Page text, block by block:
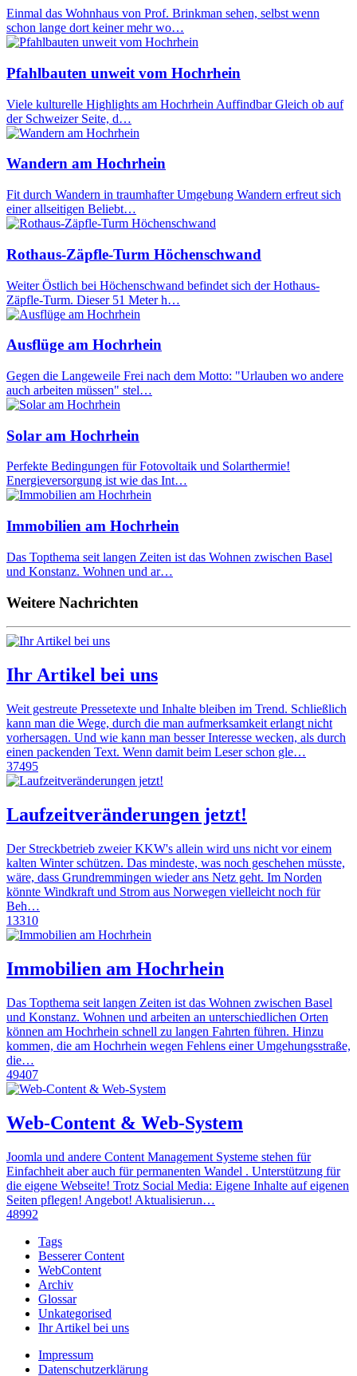
Einmal das Wohnhaus von Prof. Brinkman sehen, selbst wenn
schon lange dort keiner mehr wo…
Pfahlbauten unweit vom Hochrhein
Viele kulturelle Highlights am Hochrhein Auffindbar Gleich ob auf
der Schweizer Seite, d…
Wandern am Hochrhein
Fit durch Wandern in traumhafter Umgebung Wandern erfreut sich
einer allseitigen Beliebt…
Rothaus-Zäpfle-Turm Höchenschwand
Weiter Östlich bei Höchenschwand befindet sich der Hothaus-
Zäpfle-Turm. Dieser 51 Meter h…
Ausflüge am Hochrhein
Gegen die Langeweile Frei nach dem Motto: "Urlauben wo andere
auch arbeiten müssen" stel…
Solar am Hochrhein
Perfekte Bedingungen für Fotovoltaik und Solarthermie!
Energieversorgung ist wie das Int…
Immobilien am Hochrhein
Das Topthema seit langen Zeiten ist das Wohnen zwischen Basel
und Konstanz. Wohnen und ar…
Weitere Nachrichten
Ihr Artikel bei uns
Weit gestreute Pressetexte und Inhalte bleiben im Trend. Schließlich
kann man die Wege, durch die man aufmerksamkeit erlangt nicht
vorhersagen. Und wie kann man besser Interesse wecken, als durch
einen packenden Text. Wenn damit beim Leser schon gle…
37495
Laufzeitveränderungen jetzt!
Der Streckbetrieb zweier KKW's allein wird uns nicht vor einem
kalten Winter schützen. Das mindeste, was noch geschehen müsste,
wäre, dass Grundremmingen wieder ans Netz geht. Im Norden
könnte Windkraft und Strom aus Norwegen vielleicht noch für
Beh…
13310
Immobilien am Hochrhein
Das Topthema seit langen Zeiten ist das Wohnen zwischen Basel
und Konstanz. Wohnen und arbeiten an unterschiedlichen Orten
können am Hochrhein schnell zu langen Fahrten führen. Hinzu
kommen, die am Hochrhein wegen Fehlens einer Umgehungsstraße,
die…
49407
Web-Content & Web-System
Joomla und andere Content Management Systeme stehen für
Einfachheit aber auch für permanenten Wandel . Unterstützung für
die eigene Webseite! Trotz Social Media: Eigene Inhalte auf eigenen
Seiten pflegen! Angebot! Aktualisierun…
48992
Tags
Besserer Content
WebContent
Archiv
Glossar
Unkategorised
Ihr Artikel bei uns
Impressum
Datenschutzerklärung